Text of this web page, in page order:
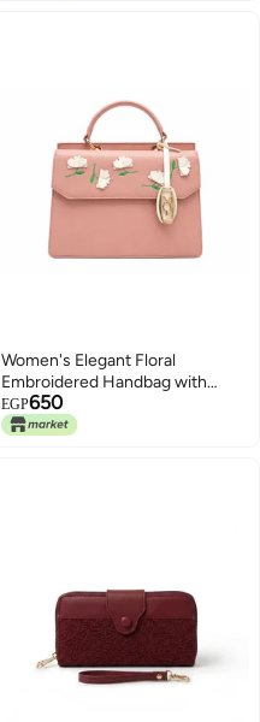
5
Women's Elegant Floral
Embroidered Handbag with
Adjustable Shoulder Strap
EGP650